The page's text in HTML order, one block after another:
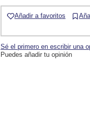
Añadir a favoritos
Sé el primero en escribir una
Puedes añadir tu opinión